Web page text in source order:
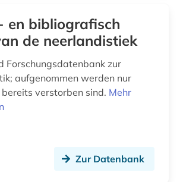
universität duisburg (1)
universität rostock (1)
en bibliografisch
de neerlandistiek
Forschungsdatenbank zur
aufgenommen werden nur
bereits verstorben sind. Mehr
Zur Datenbank